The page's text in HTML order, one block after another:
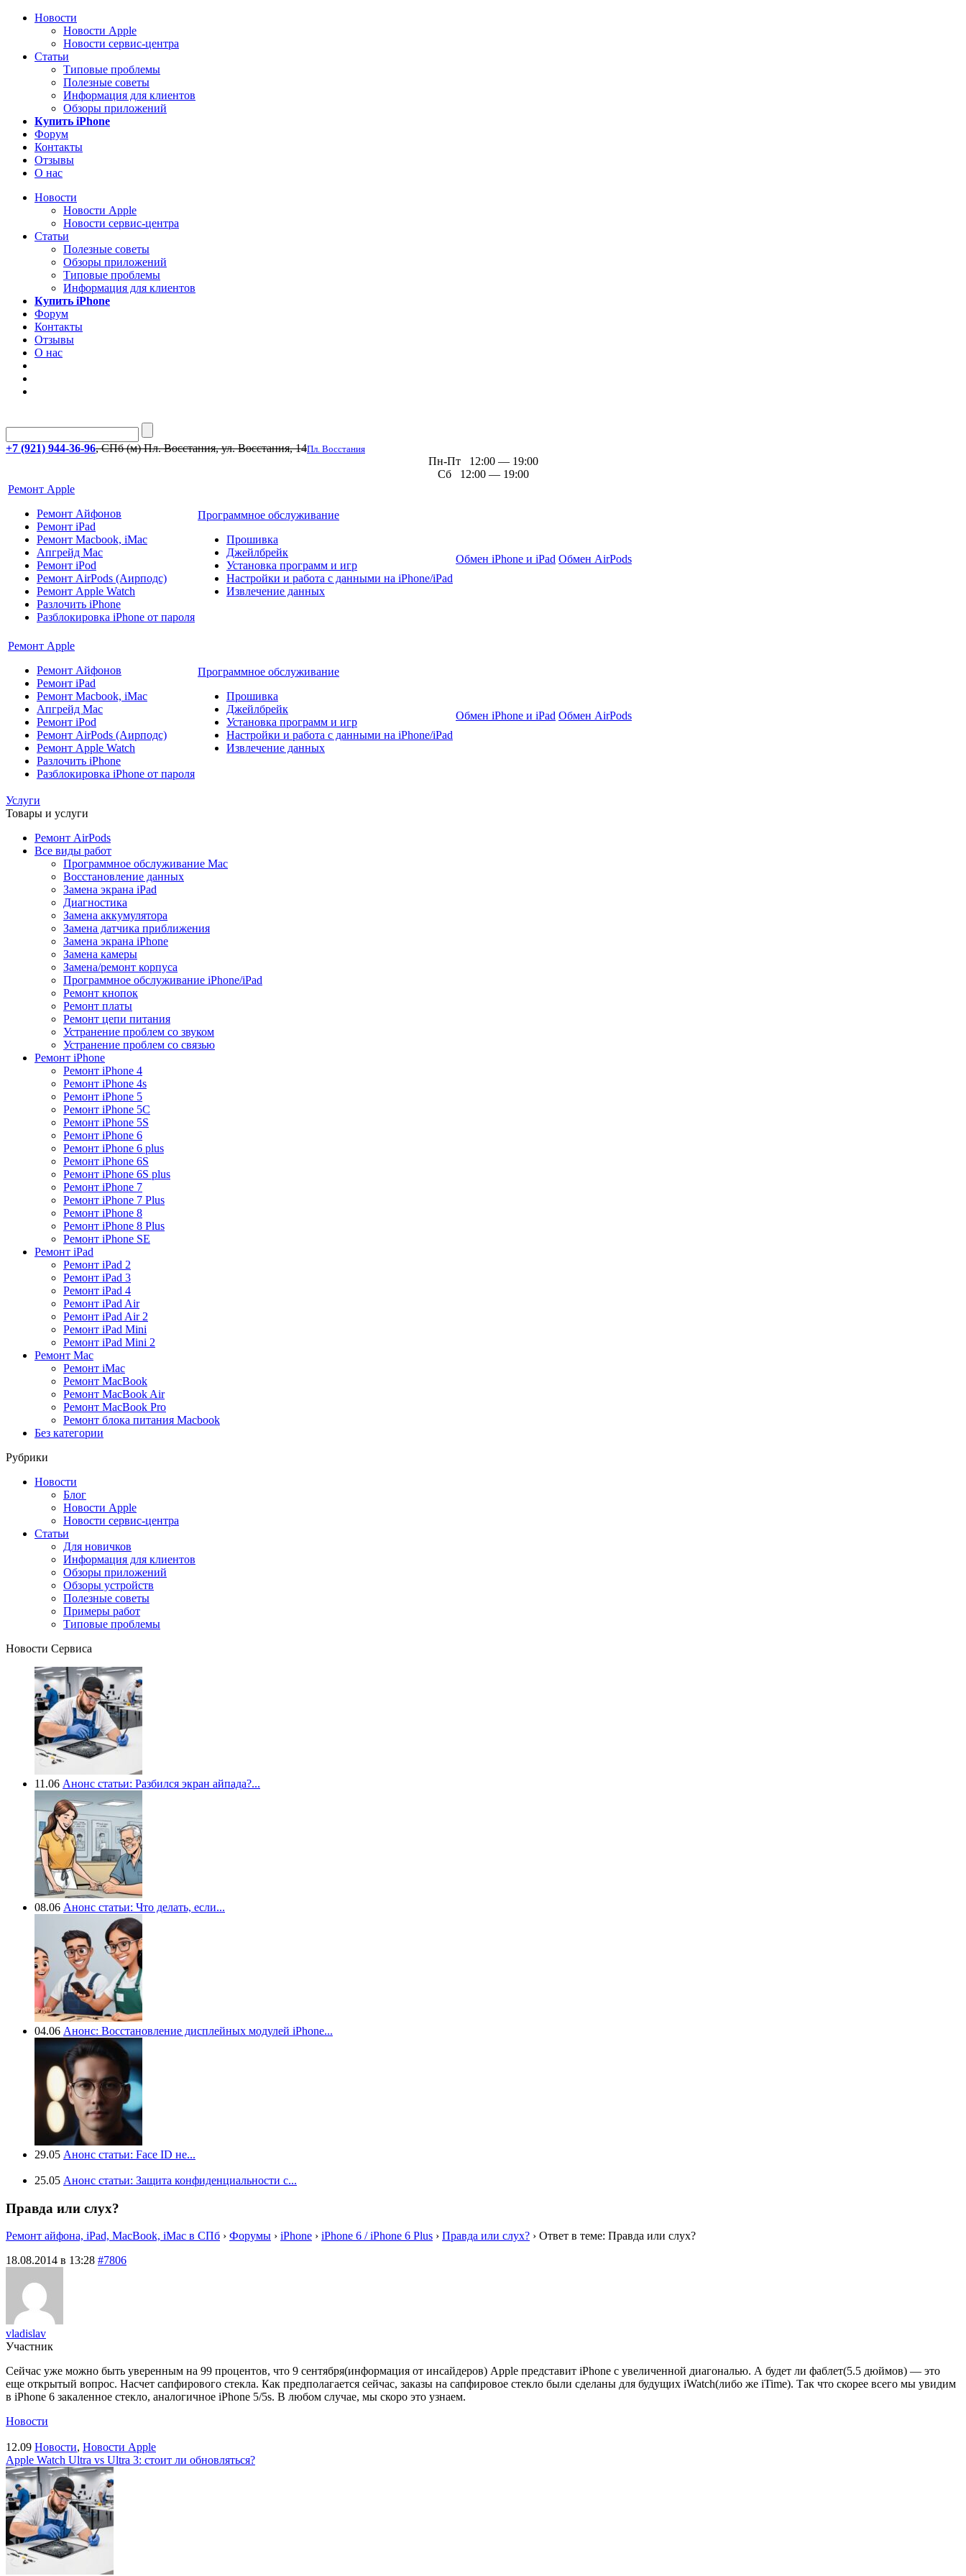
Новости
Новости Apple
Новости сервис-центра
Статьи
Типовые проблемы
Полезные советы
Информация для клиентов
Обзоры приложений
Купить iPhone
Форум
Контакты
Отзывы
О нас
Новости
Новости Apple
Новости сервис-центра
Статьи
Полезные советы
Обзоры приложений
Типовые проблемы
Информация для клиентов
Купить iPhone
Форум
Контакты
Отзывы
О нас
+7 (921) 944-36-96, СПб (м) Пл. Восстания, ул. Восстания, 14Пл. Восстания
Пн-Пт 12:00 — 19:00
Сб 12:00 — 19:00
Ремонт Apple
Ремонт Айфонов
Ремонт iPad
Ремонт Macbook, iMac
Апгрейд Mac
Ремонт iPod
Ремонт AirPods (Аирподс)
Ремонт Apple Watch
Разлочить iPhone
Разблокировка iPhone от пароля
Программное обслуживание
Прошивка
Джейлбрейк
Установка программ и игр
Настройки и работа с данными на iPhone/iPad
Извлечение данных
Обмен iPhone и iPad Обмен AirPods
Ремонт Apple
Ремонт Айфонов
Ремонт iPad
Ремонт Macbook, iMac
Апгрейд Mac
Ремонт iPod
Ремонт AirPods (Аирподс)
Ремонт Apple Watch
Разлочить iPhone
Разблокировка iPhone от пароля
Программное обслуживание
Прошивка
Джейлбрейк
Установка программ и игр
Настройки и работа с данными на iPhone/iPad
Извлечение данных
Обмен iPhone и iPad Обмен AirPods
Услуги
Товары и услуги
Ремонт AirPods
Все виды работ
Программное обслуживание Mac
Восстановление данных
Замена экрана iPad
Диагностика
Замена аккумулятора
Замена датчика приближения
Замена экрана iPhone
Замена камеры
Замена/ремонт корпуса
Программное обслуживание iPhone/iPad
Ремонт кнопок
Ремонт платы
Ремонт цепи питания
Устранение проблем со звуком
Устранение проблем со связью
Ремонт iPhone
Ремонт iPhone 4
Ремонт iPhone 4s
Ремонт iPhone 5
Ремонт iPhone 5C
Ремонт iPhone 5S
Ремонт iPhone 6
Ремонт iPhone 6 plus
Ремонт iPhone 6S
Ремонт iPhone 6S plus
Ремонт iPhone 7
Ремонт iPhone 7 Plus
Ремонт iPhone 8
Ремонт iPhone 8 Plus
Ремонт iPhone SE
Ремонт iPad
Ремонт iPad 2
Ремонт iPad 3
Ремонт iPad 4
Ремонт iPad Air
Ремонт iPad Air 2
Ремонт iPad Mini
Ремонт iPad Mini 2
Ремонт Mac
Ремонт iMac
Ремонт MacBook
Ремонт MacBook Air
Ремонт MacBook Pro
Ремонт блока питания Macbook
Без категории
Рубрики
Новости
Блог
Новости Apple
Новости сервис-центра
Статьи
Для новичков
Информация для клиентов
Обзоры приложений
Обзоры устройств
Полезные советы
Примеры работ
Типовые проблемы
Новости Сервиса
11.06 Анонс статьи: Разбился экран айпада?...
08.06 Анонс статьи: Что делать, если...
04.06 Анонс: Восстановление дисплейных модулей iPhone...
29.05 Анонс статьи: Face ID не...
25.05 Анонс статьи: Защита конфиденциальности с...
Правда или слух?
Ремонт айфона, iPad, MacBook, iMac в СПб › Форумы › iPhone › iPhone 6 / iPhone 6 Plus › Правда или слух? › Ответ в теме: Правда или слух?
18.08.2014 в 13:28 #7806
vladislav
Участник
Сейчас уже можно быть уверенным на 99 процентов, что 9 сентября(информация от инсайдеров) Apple представит iPhone с увеличенной диагональю. А будет ли фаблет(5.5 дюймов) — это
еще открытый вопрос. Насчет сапфирового стекла. Как предполагается сейчас, заказы на сапфировое стекло были сделаны для будущих iWatch(либо же iTime). Так что скорее всего мы увидим
в iPhone 6 закаленное стекло, аналогичное iPhone 5/5s. В любом случае, мы скоро это узнаем.
Новости
12.09 Новости, Новости Apple
Apple Watch Ultra vs Ultra 3: стоит ли обновляться?